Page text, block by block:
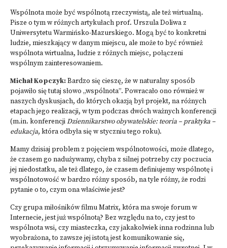
Wspólnota może być wspólnotą rzeczywistą, ale też wirtualną.
Pisze o tym w różnych artykułachprof. Urszula Doliwa z
Uniwersytetu Warmińsko-Mazurskiego. Mogą być to konkretni
ludzie, mieszkający w danym miejscu, ale może to być również
wspólnota wirtualna, ludzie z różnych miejsc, połączeni
wspólnym zainteresowaniem.
Michał Kopczyk:Bardzo się cieszę, że w naturalny sposób
pojawiło się tutaj słowo „wspólnota”. Powracało ono również w
naszych dyskusjach, do których okazją był projekt, na różnych
etapach jego realizacji, w tym podczas dwóch ważnych konferencji
(m.in. konferencjiDziennikarstwo obywatelskie: teoria – praktyka –
edukacja, która odbyła się w styczniu tego roku).
Mamy dzisiaj problem z pojęciem wspólnotowości, może dlatego,
że czasem go nadużywamy, chyba z silnej potrzeby czy poczucia
jej niedostatku, ale też dlatego, że czasem definiujemy wspólnotę i
wspólnotowość w bardzo różny sposób, na tyle różny, że rodzi
pytanie o to, czym ona właściwie jest?
Czy grupa miłośników filmu Matrix, która ma swoje forum w
Internecie, jest już wspólnotą? Bez względu na to, czy jest to
wspólnota wsi, czy miasteczka, czy jakakolwiek inna rodzinna lub
wyobrażona, to zawsze jej istotą jest komunikowanie się,